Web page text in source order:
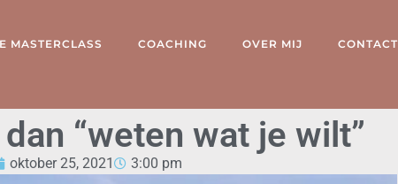
MASTERCLASS COACHING OVER MIJ CONTACT
“weten wat je wilt”
oktober 25, 2021 3:00 pm